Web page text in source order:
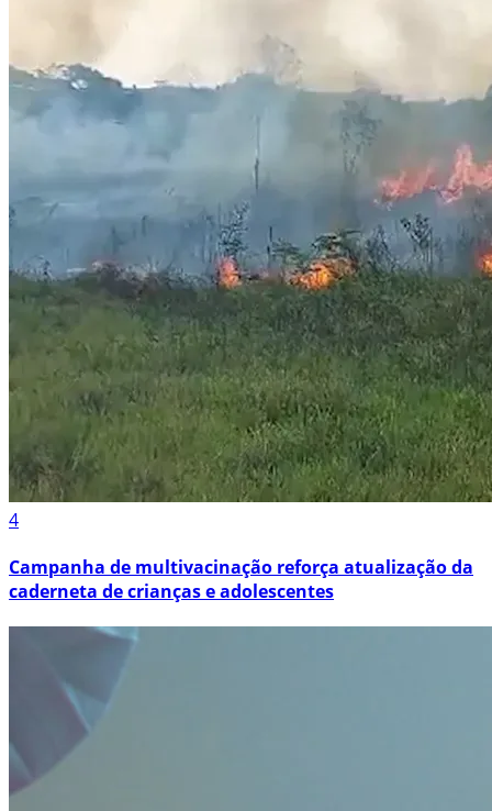
4
Campanha de multivacinação reforça atualização da
caderneta de crianças e adolescentes